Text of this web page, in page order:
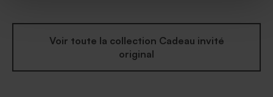
Voir toute la collection Cadeau invité
original